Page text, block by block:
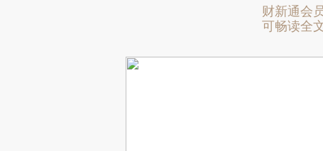
财新通会
可畅读全